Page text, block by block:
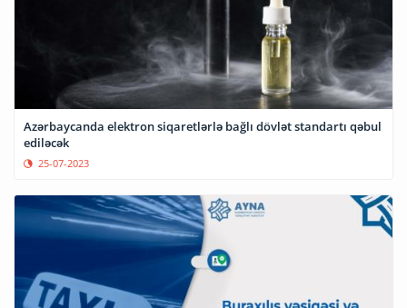
Azərbaycanda elektron siqaretlərlə bağlı dövlət standartı qəbul
ediləcək
25-07-2023